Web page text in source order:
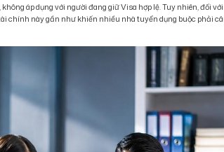
áp dụng với người đang giữ Visa hợp lệ. Tuy nhiên, đối với
chính này gần như khiến nhiều nhà tuyển dụng buộc phải